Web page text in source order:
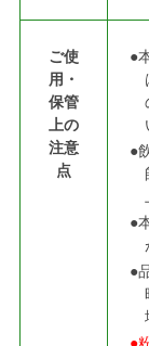
ご使
用・
保管
上の
注意
点
●
●
●
●